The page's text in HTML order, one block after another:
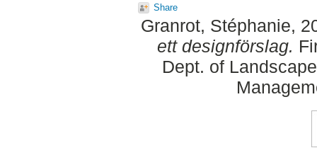
Share
Granrot, Stéphanie,
ett designförslag.
Dept. of